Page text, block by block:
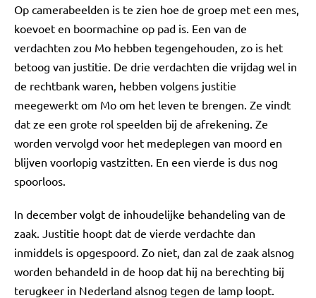
Op camerabeelden is te zien hoe de groep met een mes,
koevoet en boormachine op pad is. Een van de
verdachten zou Mo hebben tegengehouden, zo is het
betoog van justitie. De drie verdachten die vrijdag wel in
de rechtbank waren, hebben volgens justitie
meegewerkt om Mo om het leven te brengen. Ze vindt
dat ze een grote rol speelden bij de afrekening. Ze
worden vervolgd voor het medeplegen van moord en
blijven voorlopig vastzitten. En een vierde is dus nog
spoorloos.
In december volgt de inhoudelijke behandeling van de
zaak. Justitie hoopt dat de vierde verdachte dan
inmiddels is opgespoord. Zo niet, dan zal de zaak alsnog
worden behandeld in de hoop dat hij na berechting bij
terugkeer in Nederland alsnog tegen de lamp loopt.